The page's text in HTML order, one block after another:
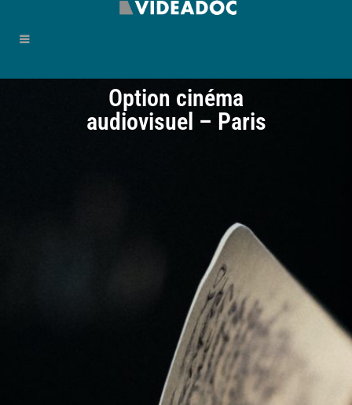
Option cinéma
audiovisuel – Paris